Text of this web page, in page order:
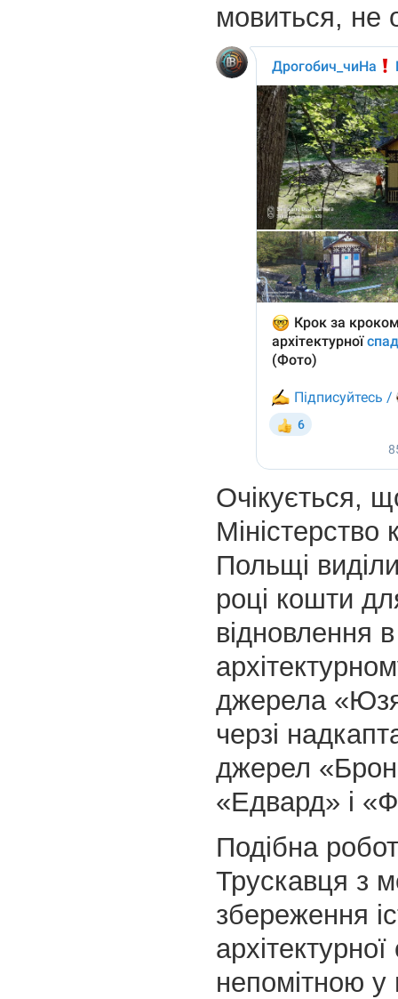
мовиться, не
Очікується,
Міністерство
Польщі
році кошти
відновлення
джерела
черзі
джерел
«Едвард» і
Подібна
Трускавця з
збереження
непомітною